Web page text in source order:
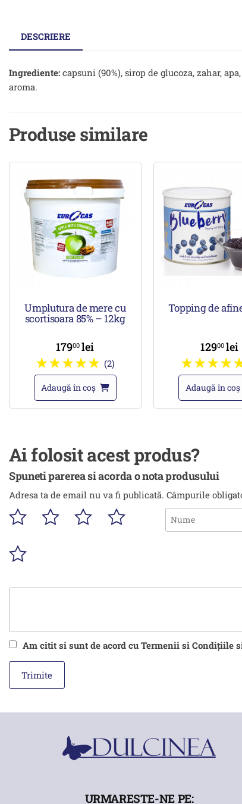
DESCRIERE
Ingrediente: capsuni (90%), sirop de glucoza, zahar,
aroma.
Produse similare
Umplutura de mere cu
scortisoara 85% – 12kg
17900lei
(2)
Adaugă în coș
Topping de
12900lei
Adaugă în coș
Ai folosit acest produs?
Spuneti parerea si acorda o nota produsului
Adresa ta de email nu va fi publicată. Câmpurile
Am citit si sunt de acord cu Termenii si Condițiile
URMARESTE-NE PE: